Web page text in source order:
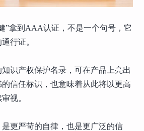
”拿到AAA认证，不是一个句号，它
行证。
识产权保护名录，可在产品上亮出
信任标识，也意味着从此将以更高
视。
更严苛的自律，也是更广泛的信